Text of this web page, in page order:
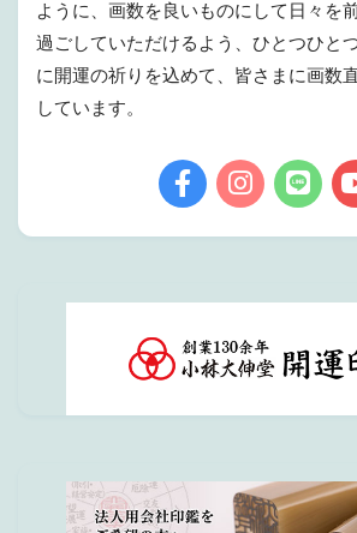
ように、画数を良いものにして日々を
過ごしていただけるよう、ひとつひと
に開運の祈りを込めて、皆さまに画数
しています。